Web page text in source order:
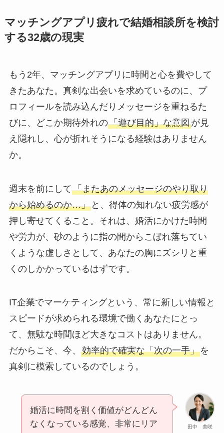
マッチングアプリ疲れで結婚相談所を検討
する32歳の現実
もう2年、マッチングアプリに時間と心を費やして
きたあなた。真剣な出会いを求めているのに、プ
ロフィールを読み込んだりメッセージを重ねるた
びに、どこか期待外れの「遊び目的」な意図が見
え隠れし、心が折れそうになる経験はありません
か。
週末を前にして「またあのメッセージのやり取り
から始めるのか…」と、得体の知れない疲労感が
押し寄せてくること。それは、婚活にかけた時間
や労力が、砂のように指の間からこぼれ落ちてい
くような虚しさとして、あなたの胸にズシリと重
くのしかかっているはずです。
IT企業でマーケティングという、常に新しい情報と
スピードが求められる環境で働くあなたにとっ
て、無駄な時間ほど大きなコストはありません。
だからこそ、今、 効率的で確実な「次の一手」を
真剣に模索しているのでしょう。
田中 美咲
婚活に時間を割く価値がどんどん
なくなっている感覚、非常にリア